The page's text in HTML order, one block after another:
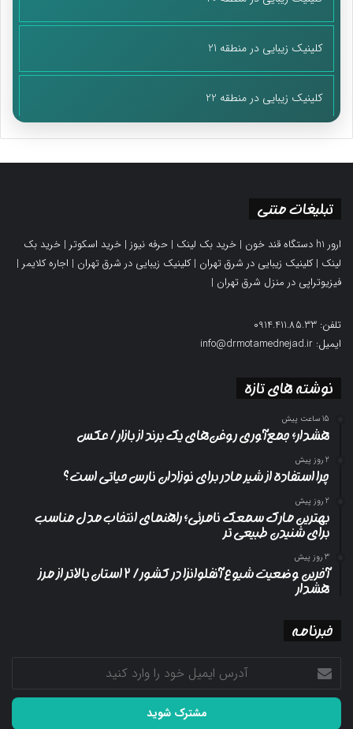
کلینیک زیبایی در منطقه 21
کلینیک زیبایی در منطقه 22
تبلیغات متنی
ارور h1 دستگاه قند خون | خرید بک لینک | حرفه نیوز | خرید اسکوتر | خرید بک
لینک |کلینیک زیبایی در شرق تهران |کلینیک زیبایی در شرق تهران | اجاره کلایمر |
فیزیوتراپی در منزل شرق تهران |
تلفن: 0914.411.85.33
ایمیل: info@drmotamednejad.ir
نوشته های تازه
15 ساعت پیش
هشدار؛ جمع‌آوری روغن‌های یک برند از بازار/ عکس
2 روز پیش
چرا استفاده از شیر مادر برای نوزادان نارس حیاتی است؟
2 روز پیش
بهترین مارک سمعک نامرئی؛ راهنمای انتخاب مدل مناسب
برای شنیدن طبیعی تر
3 روز پیش
آخرین وضعیت شیوع آنفلوانزا در کشور/ ۲ استان بالاتر از مرز
هشدار
خبرنامه
آدرس
ایمیل
خود